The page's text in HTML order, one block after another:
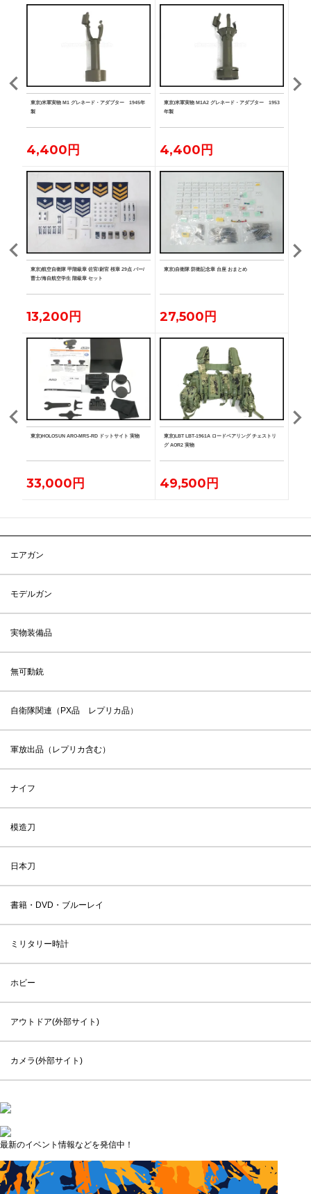
東京)米軍実物 M1 グレネード・アダプター 1945年
製
4,400円
東京)米軍実物 M1A2 グレネード・アダプター 1953
年製
4,400円
東京)航空自衛隊 甲階級章 佐官/尉官 桜章 29点 バー/
曹士/海自航空学生 階級章 セット
13,200円
東京)自衛隊 防衛記念章 台座 おまとめ
27,500円
東京)HOLOSUN ARO-MRS-RD ドットサイト 実物
33,000円
東京)LBT LBT-1961A ロードベアリング チェストリ
グ AOR2 実物
49,500円
エアガン
モデルガン
実物装備品
無可動銃
自衛隊関連（PX品 レプリカ品）
軍放出品（レプリカ含む）
ナイフ
模造刀
日本刀
書籍・DVD・ブルーレイ
ミリタリー時計
ホビー
アウトドア(外部サイト)
カメラ(外部サイト)
最新のイベント情報などを発信中！